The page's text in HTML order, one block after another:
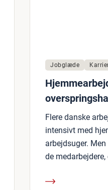
Jobglæde
Flere danske
intensivt med
arbejdsuger.
de